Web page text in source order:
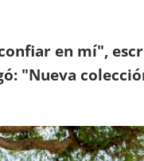
en mí",
"Nueva